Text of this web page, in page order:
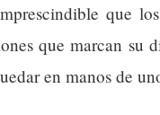
que
que marcan
en manos de